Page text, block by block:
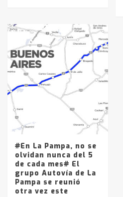
#En La Pampa, no se
olvidan nunca del 5
de cada mes# El
grupo Autovía de La
Pampa se reunió
otra vez este